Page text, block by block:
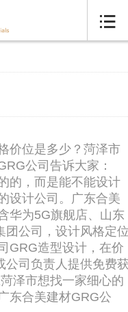

价位是多少？菏泽市
公司告诉大家：
的，而是能不能设计
设计公司。广东合美
华为5G旗舰店、山东
团公司，设计风格定
GRG造型设计，在价
公司负责人提供免费
泽市想找一家细心的
东合美建材GRG公